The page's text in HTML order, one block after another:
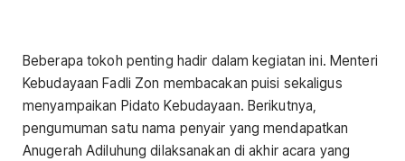
Beberapa tokoh penting hadir dalam kegiatan ini. Menteri
Kebudayaan Fadli Zon membacakan puisi sekaligus
menyampaikan Pidato Kebudayaan. Berikutnya,
pengumuman satu nama penyair yang mendapatkan
Anugerah Adiluhung dilaksanakan di akhir acara yang